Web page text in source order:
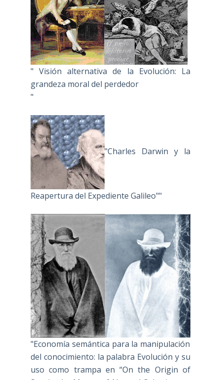
" Visión alternativa de la Evolución: La
grandeza moral del perdedor
"
"Charles Darwin y la
Reapertura del Expediente Galileo""
"Economía semántica para la manipulación
del conocimiento: la palabra Evolución y su
uso como trampa en “On the Origin of